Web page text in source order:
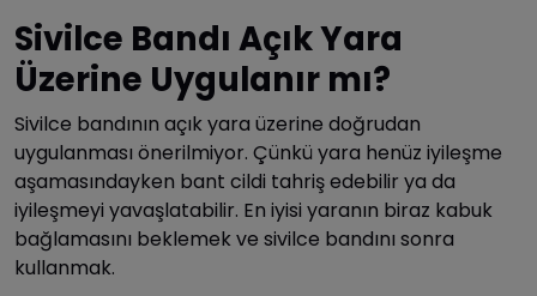
Sivilce Bandı Açık Yara
Üzerine Uygulanır mı?
Sivilce bandının açık yara üzerine doğrudan
uygulanması önerilmiyor. Çünkü yara henüz iyileşme
aşamasındayken bant cildi tahriş edebilir ya da
iyileşmeyi yavaşlatabilir. En iyisi yaranın biraz kabuk
bağlamasını beklemek ve sivilce bandını sonra
kullanmak.